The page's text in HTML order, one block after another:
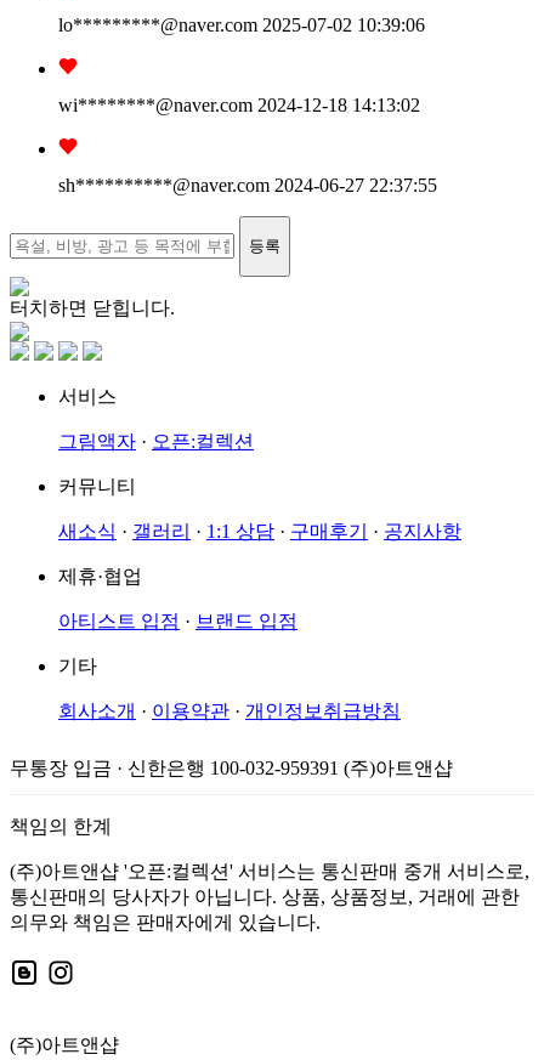
lo*********@naver.com 2025-07-02 10:39:06
wi********@naver.com 2024-12-18 14:13:02
sh**********@naver.com 2024-06-27 22:37:55
등록
터치하면 닫힙니다.
서비스
그림액자 · 오픈:컬렉션
커뮤니티
새소식 · 갤러리 · 1:1 상담 · 구매후기 · 공지사항
제휴·협업
아티스트 입점 · 브랜드 입점
기타
회사소개 · 이용약관 · 개인정보취급방침
무통장 입금 · 신한은행 100-032-959391 (주)아트앤샵
책임의 한계
(주)아트앤샵 '오픈:컬렉션' 서비스는 통신판매 중개 서비스로,
통신판매의 당사자가 아닙니다. 상품, 상품정보, 거래에 관한
의무와 책임은 판매자에게 있습니다.
(주)아트앤샵